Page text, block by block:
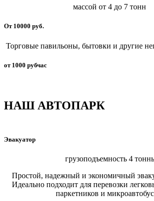
массой от 4 до 7 тонн
От 10000 руб.
Торговые павильоны, бытовки и другие
от 1000 рубчас
НАШ АВТОПАРК
Эвакуатор
грузоподъемность 4
Простой, надежный и экономичный
Идеально подходит для перевозки
паркетников и